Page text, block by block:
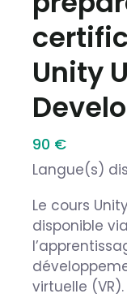
Unity
90 €
Langue(s)
Le cours
disponible
virtuelle (VR).